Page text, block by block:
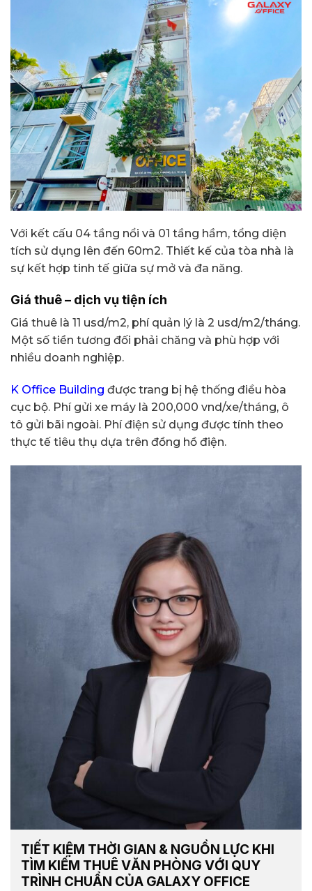
Với kết cấu 04 tầng nổi và 01 tầng hầm, tổng diện
tích sử dụng lên đến 60m2. Thiết kế của tòa nhà là
sự kết hợp tinh tế giữa sự mở và đa năng.
Giá thuê – dịch vụ tiện ích
Giá thuê là 11 usd/m2, phí quản lý là 2 usd/m2/tháng.
Một số tiền tương đối phải chăng và phù hợp với
nhiều doanh nghiệp.
K Office Building được trang bị hệ thống điều hòa
cục bộ. Phí gửi xe máy là 200,000 vnd/xe/tháng, ô
tô gửi bãi ngoài. Phí điện sử dụng được tính theo
thực tế tiêu thụ dựa trên đồng hồ điện.
TIẾT KIỆM THỜI GIAN & NGUỒN LỰC KHI
TÌM KIẾM THUÊ VĂN PHÒNG VỚI QUY
TRÌNH CHUẨN CỦA GALAXY OFFICE